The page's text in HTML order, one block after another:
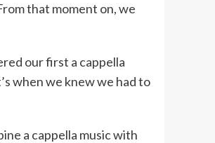
that moment on, we
our first a cappella
when we knew we had to
a cappella music with